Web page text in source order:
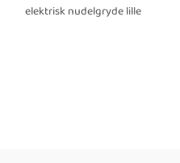
elektrisk nudelgryde lille